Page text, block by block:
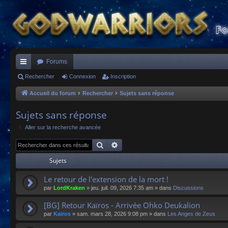
ac
co
s
Forums
Rechercher Connexion Inscription
Accueil du forum Rechercher Sujets sans réponse
Sujets sans réponse
Aller sur la recherche avancée
Rechercher
Sujets
Le retour de l'extension de la mort !
par LordKraken » jeu. juil. 09, 2026 7:35 am » dans Discussions
[BG] Retour Kaïros - Arrivée Ohko Deukalion
par Kaïros » sam. mars 28, 2026 9:08 pm » dans Les Anges de Zeus